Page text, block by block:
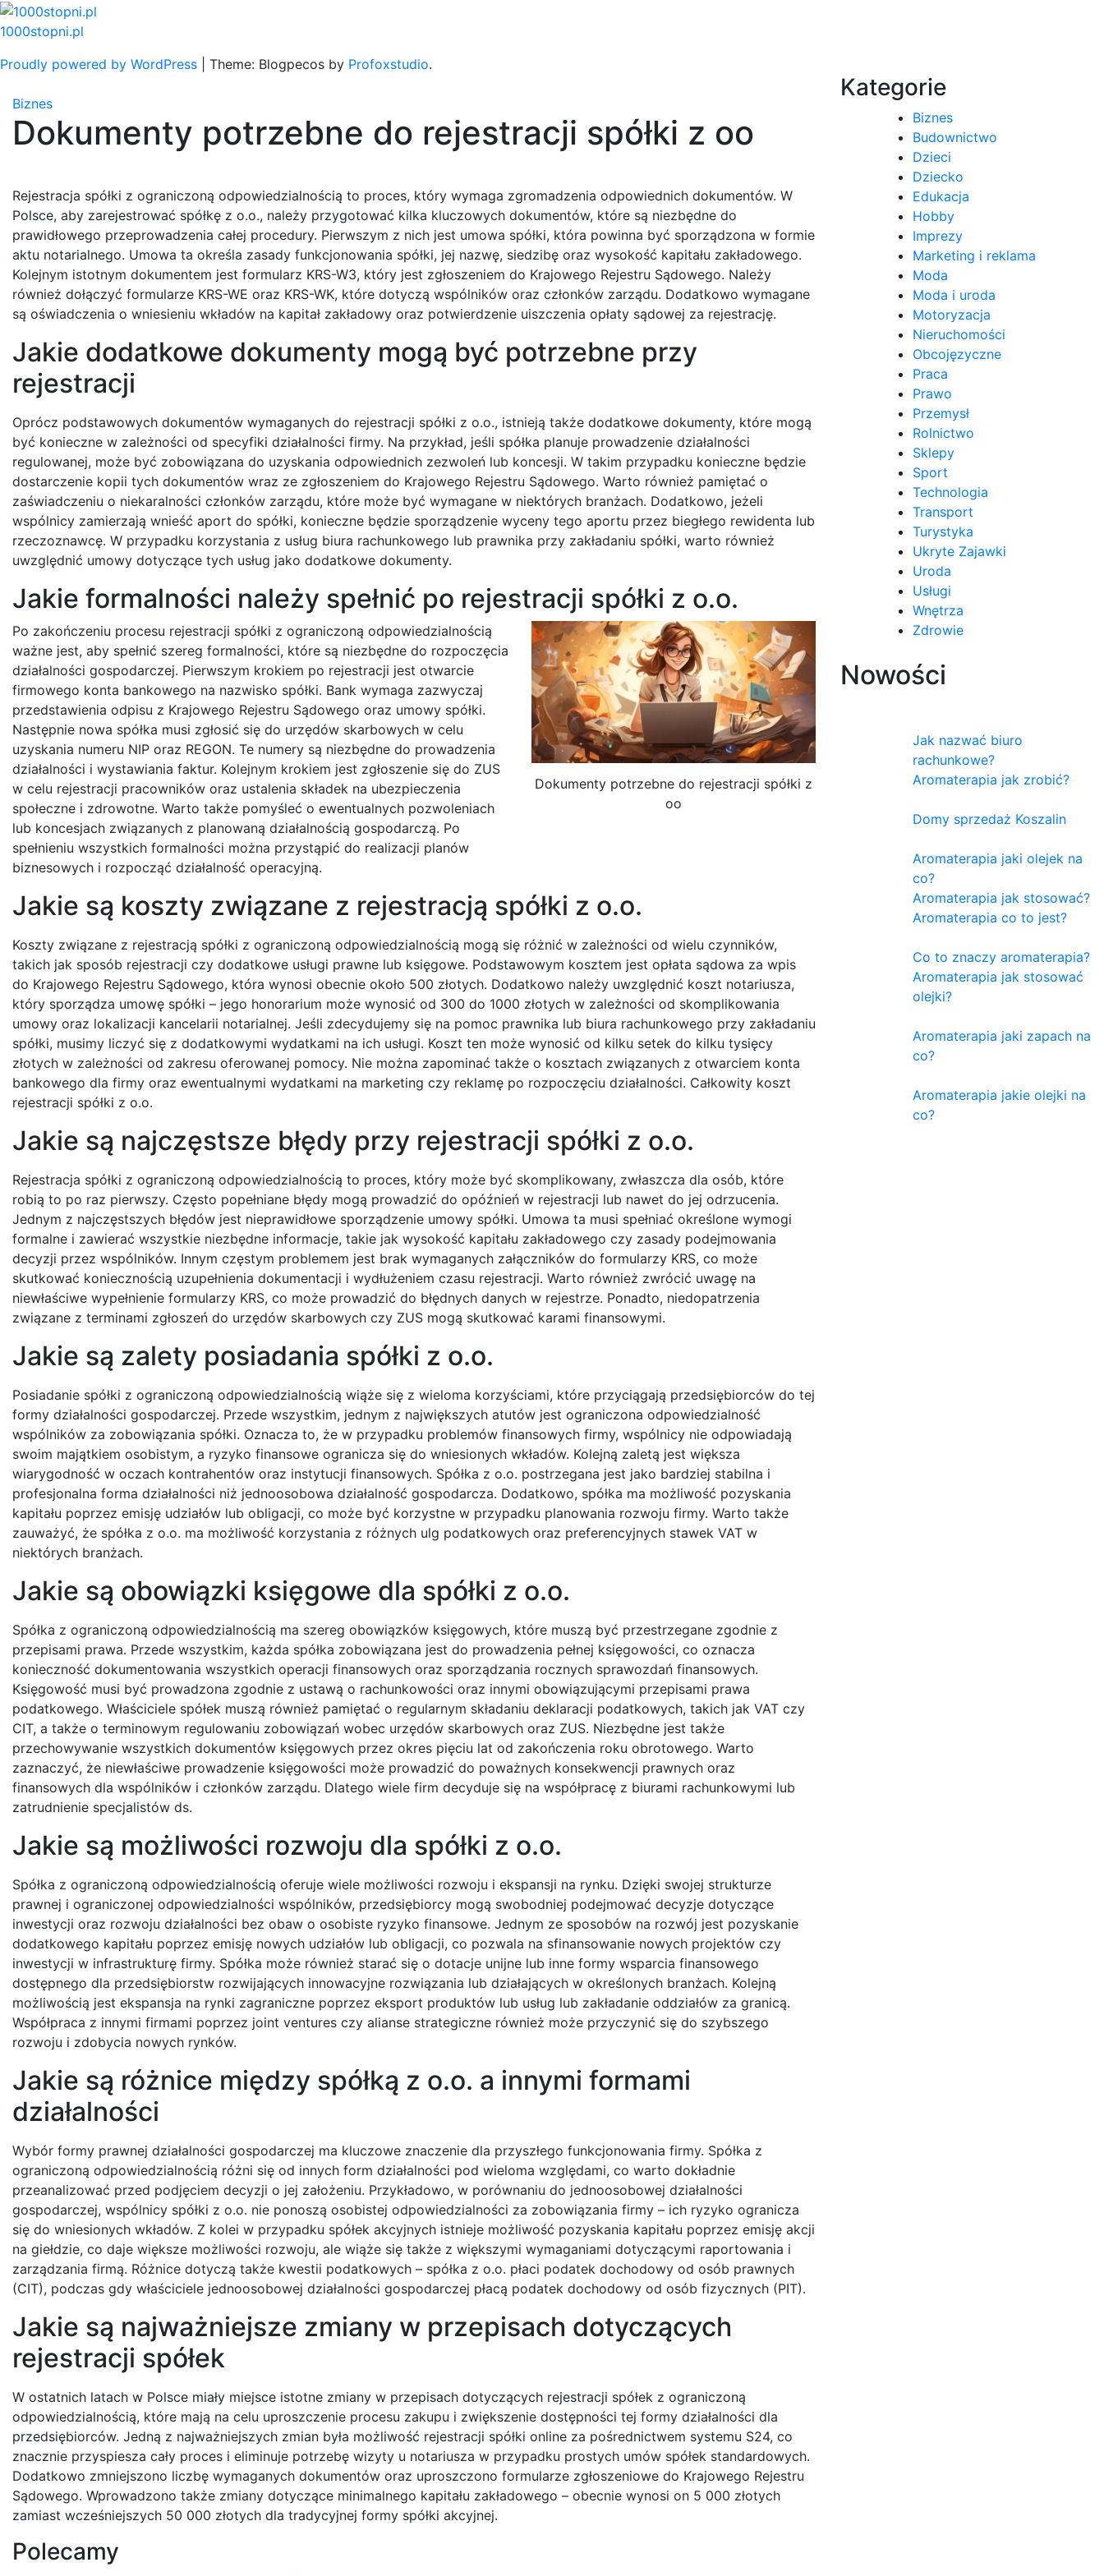
Skip
to
1000stopni.pl
Proudly powered by WordPress
Theme: Blogpecos by Profoxstudio.
Biznes
Dokumenty potrzebne do rejestracji spółki z oo
Rejestracja spółki z ograniczoną odpowiedzialnością to proces, który wymaga zgromadzenia odpowiednich dokumentów. W
Polsce, aby zarejestrować spółkę z o.o., należy przygotować kilka kluczowych dokumentów, które są niezbędne do
prawidłowego przeprowadzenia całej procedury. Pierwszym z nich jest umowa spółki, która powinna być sporządzona w formie
aktu notarialnego. Umowa ta określa zasady funkcjonowania spółki, jej nazwę, siedzibę oraz wysokość kapitału zakładowego.
Kolejnym istotnym dokumentem jest formularz KRS-W3, który jest zgłoszeniem do Krajowego Rejestru Sądowego. Należy
również dołączyć formularze KRS-WE oraz KRS-WK, które dotyczą wspólników oraz członków zarządu. Dodatkowo wymagane
są oświadczenia o wniesieniu wkładów na kapitał zakładowy oraz potwierdzenie uiszczenia opłaty sądowej za rejestrację.
Jakie dodatkowe dokumenty mogą być potrzebne przy
rejestracji
Oprócz podstawowych dokumentów wymaganych do rejestracji spółki z o.o., istnieją także dodatkowe dokumenty, które mogą
być konieczne w zależności od specyfiki działalności firmy. Na przykład, jeśli spółka planuje prowadzenie działalności
regulowanej, może być zobowiązana do uzyskania odpowiednich zezwoleń lub koncesji. W takim przypadku konieczne będzie
dostarczenie kopii tych dokumentów wraz ze zgłoszeniem do Krajowego Rejestru Sądowego. Warto również pamiętać o
zaświadczeniu o niekaralności członków zarządu, które może być wymagane w niektórych branżach. Dodatkowo, jeżeli
wspólnicy zamierzają wnieść aport do spółki, konieczne będzie sporządzenie wyceny tego aportu przez biegłego rewidenta lub
rzeczoznawcę. W przypadku korzystania z usług biura rachunkowego lub prawnika przy zakładaniu spółki, warto również
uwzględnić umowy dotyczące tych usług jako dodatkowe dokumenty.
Jakie formalności należy spełnić po rejestracji spółki z o.o.
Dokumenty potrzebne do rejestracji spółki z
oo
Po zakończeniu procesu rejestracji spółki z ograniczoną odpowiedzialnością
ważne jest, aby spełnić szereg formalności, które są niezbędne do rozpoczęcia
działalności gospodarczej. Pierwszym krokiem po rejestracji jest otwarcie
firmowego konta bankowego na nazwisko spółki. Bank wymaga zazwyczaj
przedstawienia odpisu z Krajowego Rejestru Sądowego oraz umowy spółki.
Następnie nowa spółka musi zgłosić się do urzędów skarbowych w celu
uzyskania numeru NIP oraz REGON. Te numery są niezbędne do prowadzenia
działalności i wystawiania faktur. Kolejnym krokiem jest zgłoszenie się do ZUS
w celu rejestracji pracowników oraz ustalenia składek na ubezpieczenia
społeczne i zdrowotne. Warto także pomyśleć o ewentualnych pozwoleniach
lub koncesjach związanych z planowaną działalnością gospodarczą. Po
spełnieniu wszystkich formalności można przystąpić do realizacji planów
biznesowych i rozpocząć działalność operacyjną.
Jakie są koszty związane z rejestracją spółki z o.o.
Koszty związane z rejestracją spółki z ograniczoną odpowiedzialnością mogą się różnić w zależności od wielu czynników,
takich jak sposób rejestracji czy dodatkowe usługi prawne lub księgowe. Podstawowym kosztem jest opłata sądowa za wpis
do Krajowego Rejestru Sądowego, która wynosi obecnie około 500 złotych. Dodatkowo należy uwzględnić koszt notariusza,
który sporządza umowę spółki – jego honorarium może wynosić od 300 do 1000 złotych w zależności od skomplikowania
umowy oraz lokalizacji kancelarii notarialnej. Jeśli zdecydujemy się na pomoc prawnika lub biura rachunkowego przy zakładaniu
spółki, musimy liczyć się z dodatkowymi wydatkami na ich usługi. Koszt ten może wynosić od kilku setek do kilku tysięcy
złotych w zależności od zakresu oferowanej pomocy. Nie można zapominać także o kosztach związanych z otwarciem konta
bankowego dla firmy oraz ewentualnymi wydatkami na marketing czy reklamę po rozpoczęciu działalności. Całkowity koszt
rejestracji spółki z o.o.
Jakie są najczęstsze błędy przy rejestracji spółki z o.o.
Rejestracja spółki z ograniczoną odpowiedzialnością to proces, który może być skomplikowany, zwłaszcza dla osób, które
robią to po raz pierwszy. Często popełniane błędy mogą prowadzić do opóźnień w rejestracji lub nawet do jej odrzucenia.
Jednym z najczęstszych błędów jest nieprawidłowe sporządzenie umowy spółki. Umowa ta musi spełniać określone wymogi
formalne i zawierać wszystkie niezbędne informacje, takie jak wysokość kapitału zakładowego czy zasady podejmowania
decyzji przez wspólników. Innym częstym problemem jest brak wymaganych załączników do formularzy KRS, co może
skutkować koniecznością uzupełnienia dokumentacji i wydłużeniem czasu rejestracji. Warto również zwrócić uwagę na
niewłaściwe wypełnienie formularzy KRS, co może prowadzić do błędnych danych w rejestrze. Ponadto, niedopatrzenia
związane z terminami zgłoszeń do urzędów skarbowych czy ZUS mogą skutkować karami finansowymi.
Jakie są zalety posiadania spółki z o.o.
Posiadanie spółki z ograniczoną odpowiedzialnością wiąże się z wieloma korzyściami, które przyciągają przedsiębiorców do tej
formy działalności gospodarczej. Przede wszystkim, jednym z największych atutów jest ograniczona odpowiedzialność
wspólników za zobowiązania spółki. Oznacza to, że w przypadku problemów finansowych firmy, wspólnicy nie odpowiadają
swoim majątkiem osobistym, a ryzyko finansowe ogranicza się do wniesionych wkładów. Kolejną zaletą jest większa
wiarygodność w oczach kontrahentów oraz instytucji finansowych. Spółka z o.o. postrzegana jest jako bardziej stabilna i
profesjonalna forma działalności niż jednoosobowa działalność gospodarcza. Dodatkowo, spółka ma możliwość pozyskania
kapitału poprzez emisję udziałów lub obligacji, co może być korzystne w przypadku planowania rozwoju firmy. Warto także
zauważyć, że spółka z o.o. ma możliwość korzystania z różnych ulg podatkowych oraz preferencyjnych stawek VAT w
niektórych branżach.
Jakie są obowiązki księgowe dla spółki z o.o.
Spółka z ograniczoną odpowiedzialnością ma szereg obowiązków księgowych, które muszą być przestrzegane zgodnie z
przepisami prawa. Przede wszystkim, każda spółka zobowiązana jest do prowadzenia pełnej księgowości, co oznacza
konieczność dokumentowania wszystkich operacji finansowych oraz sporządzania rocznych sprawozdań finansowych.
Księgowość musi być prowadzona zgodnie z ustawą o rachunkowości oraz innymi obowiązującymi przepisami prawa
podatkowego. Właściciele spółek muszą również pamiętać o regularnym składaniu deklaracji podatkowych, takich jak VAT czy
CIT, a także o terminowym regulowaniu zobowiązań wobec urzędów skarbowych oraz ZUS. Niezbędne jest także
przechowywanie wszystkich dokumentów księgowych przez okres pięciu lat od zakończenia roku obrotowego. Warto
zaznaczyć, że niewłaściwe prowadzenie księgowości może prowadzić do poważnych konsekwencji prawnych oraz
finansowych dla wspólników i członków zarządu. Dlatego wiele firm decyduje się na współpracę z biurami rachunkowymi lub
zatrudnienie specjalistów ds.
Jakie są możliwości rozwoju dla spółki z o.o.
Spółka z ograniczoną odpowiedzialnością oferuje wiele możliwości rozwoju i ekspansji na rynku. Dzięki swojej strukturze
prawnej i ograniczonej odpowiedzialności wspólników, przedsiębiorcy mogą swobodniej podejmować decyzje dotyczące
inwestycji oraz rozwoju działalności bez obaw o osobiste ryzyko finansowe. Jednym ze sposobów na rozwój jest pozyskanie
dodatkowego kapitału poprzez emisję nowych udziałów lub obligacji, co pozwala na sfinansowanie nowych projektów czy
inwestycji w infrastrukturę firmy. Spółka może również starać się o dotacje unijne lub inne formy wsparcia finansowego
dostępnego dla przedsiębiorstw rozwijających innowacyjne rozwiązania lub działających w określonych branżach. Kolejną
możliwością jest ekspansja na rynki zagraniczne poprzez eksport produktów lub usług lub zakładanie oddziałów za granicą.
Współpraca z innymi firmami poprzez joint ventures czy alianse strategiczne również może przyczynić się do szybszego
rozwoju i zdobycia nowych rynków.
Jakie są różnice między spółką z o.o. a innymi formami
działalności
Wybór formy prawnej działalności gospodarczej ma kluczowe znaczenie dla przyszłego funkcjonowania firmy. Spółka z
ograniczoną odpowiedzialnością różni się od innych form działalności pod wieloma względami, co warto dokładnie
przeanalizować przed podjęciem decyzji o jej założeniu. Przykładowo, w porównaniu do jednoosobowej działalności
gospodarczej, wspólnicy spółki z o.o. nie ponoszą osobistej odpowiedzialności za zobowiązania firmy – ich ryzyko ogranicza
się do wniesionych wkładów. Z kolei w przypadku spółek akcyjnych istnieje możliwość pozyskania kapitału poprzez emisję akcji
na giełdzie, co daje większe możliwości rozwoju, ale wiąże się także z większymi wymaganiami dotyczącymi raportowania i
zarządzania firmą. Różnice dotyczą także kwestii podatkowych – spółka z o.o. płaci podatek dochodowy od osób prawnych
(CIT), podczas gdy właściciele jednoosobowej działalności gospodarczej płacą podatek dochodowy od osób fizycznych (PIT).
Jakie są najważniejsze zmiany w przepisach dotyczących
rejestracji spółek
W ostatnich latach w Polsce miały miejsce istotne zmiany w przepisach dotyczących rejestracji spółek z ograniczoną
odpowiedzialnością, które mają na celu uproszczenie procesu zakupu i zwiększenie dostępności tej formy działalności dla
przedsiębiorców. Jedną z najważniejszych zmian była możliwość rejestracji spółki online za pośrednictwem systemu S24, co
znacznie przyspiesza cały proces i eliminuje potrzebę wizyty u notariusza w przypadku prostych umów spółek standardowych.
Dodatkowo zmniejszono liczbę wymaganych dokumentów oraz uproszczono formularze zgłoszeniowe do Krajowego Rejestru
Sądowego. Wprowadzono także zmiany dotyczące minimalnego kapitału zakładowego – obecnie wynosi on 5 000 złotych
zamiast wcześniejszych 50 000 złotych dla tradycyjnej formy spółki akcyjnej.
Polecamy
Kategorie
Biznes
Budownictwo
Dzieci
Dziecko
Edukacja
Hobby
Imprezy
Marketing i reklama
Moda
Moda i uroda
Motoryzacja
Nieruchomości
Obcojęzyczne
Praca
Prawo
Przemysł
Rolnictwo
Sklepy
Sport
Technologia
Transport
Turystyka
Ukryte Zajawki
Uroda
Usługi
Wnętrza
Zdrowie
Nowości
Jak nazwać biuro
rachunkowe?
Aromaterapia jak zrobić?
Domy sprzedaż Koszalin
Aromaterapia jaki olejek na
co?
Aromaterapia jak stosować?
Aromaterapia co to jest?
Co to znaczy aromaterapia?
Aromaterapia jak stosować
olejki?
Aromaterapia jaki zapach na
co?
Aromaterapia jakie olejki na
co?